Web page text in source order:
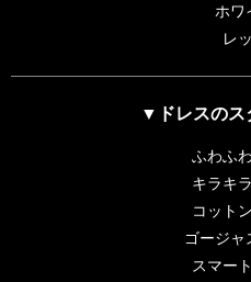
ホワ
レ
▼ドレスのス
ふわふ
キラキ
コット
ゴージャ
スマー